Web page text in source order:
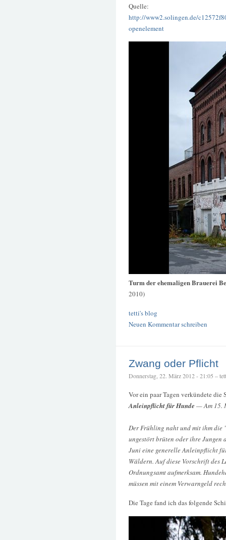
Quelle:
http://www2.solingen.de/
openelement
Turm der ehemaligen Brauerei
2010)
tetti's blog
Neuen Kommentar schreiben
Zwang oder Pflicht
Donnerstag, 22. März 2012 - 21:05 –
Vor ein paar Tagen verkündete
Anleinpflicht für Hunde — Am 15.
Der Frühling naht und mit ihm die
ungestört brüten oder ihre Jungen
Juni eine generelle Anleinpflicht
Wäldern. Auf diese Vorschrift des
Ordnungsamt aufmerksam.
müssen mit einem Verwarngeld
Die Tage fand ich das folgende